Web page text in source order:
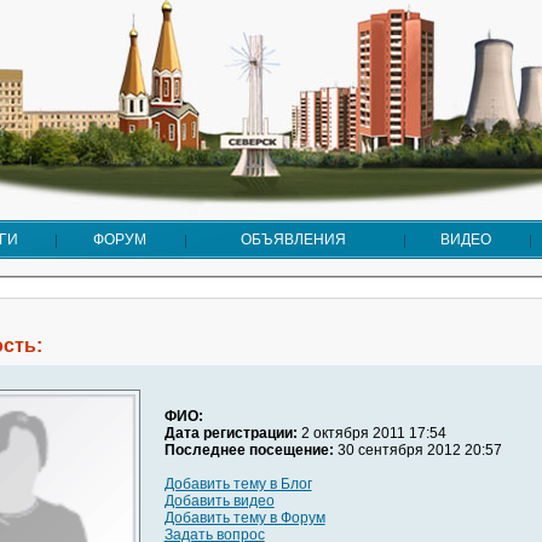
ФОРУМ ОБЪЯВЛЕНИЯ ВИДЕО
ФИО:
Дата регистрации: 2 октября 2011 17:54
Последнее посещение: 30 сентября 2012 20:57
Добавить тему в Блог
Добавить видео
Добавить тему в Форум
Задать вопрос